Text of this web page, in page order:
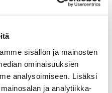
sisällön ja mainosten
ominaisuuksien
analysoimiseen. Lisäksi
ja analytiikka-